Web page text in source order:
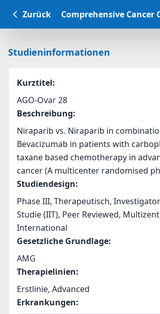
Zurück
Studieninformationen
Kurztitel:
AGO-Ovar 28
Beschreibung:
Niraparib vs. Niraparib in
Bevacizumab in patients with
taxane based chemotherapy in
cancer (A multicenter randomised
Studiendesign:
Phase III, Therapeutisch,
Studie (IIT), Peer Reviewed,
International
Gesetzliche Grundlage:
AMG
Therapielinien:
Erstlinie, Advanced
Erkrankungen: